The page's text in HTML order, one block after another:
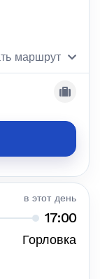
маршрут
в этот день
17:00
Горловка